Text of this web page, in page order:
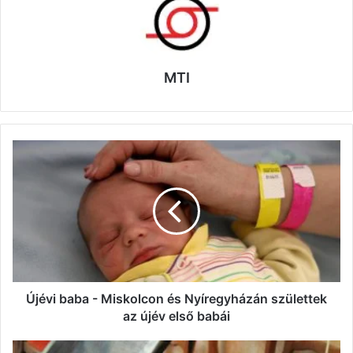
MTI
Nyíregyházán
újév
elsőÚjévi baba - Miskolcon és Nyíregyházán születtek
az újév első babái
Az